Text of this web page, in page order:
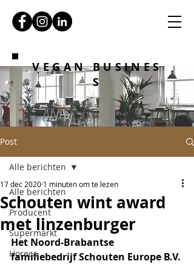
VEGAN BUSINES
S
Post
Alle berichten
Producent
Supermarkt
Horeca
Alle berichten
Schouten wint award
met linzenburger
17 dec 2020 1 minuten om te lezen
Het Noord-Brabantse
familiebedrijf Schouten Europe B.V.